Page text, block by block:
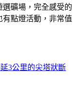
礦場，完全感受的
點燈活動，非常值
3公里的尖塔狀斷